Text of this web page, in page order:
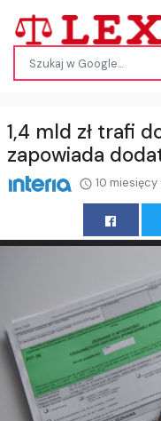
1,4 mld zł trafi
zapowiada
10 miesięcy